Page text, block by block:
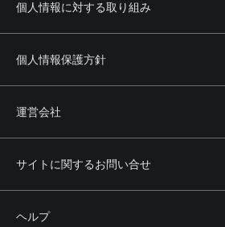
個人情報に対する取り組み
個人情報保護方針
運営会社
サイトに関するお問い合せ
ヘルプ